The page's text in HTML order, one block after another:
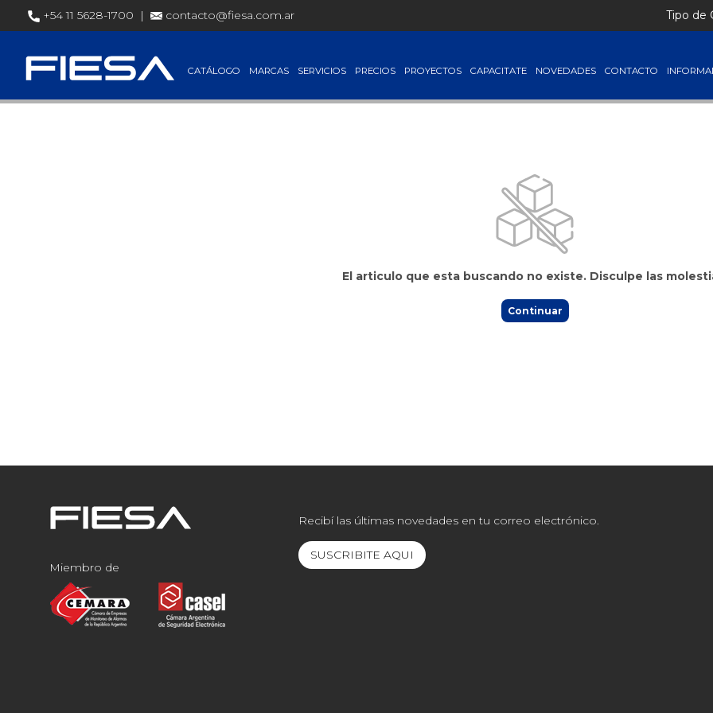
+54 11 5628-1700 | contacto@fiesa.com.ar Tipo de
CATÁLOGO MARCAS SERVICIOS PRECIOS PROYECTOS CAPACITATE NOVEDADES CONTACTO
Precios de Lista + IVA │ Consultá tus precios ingresando con tu usuario
El articulo que esta buscando no existe. Disculpe las
Continuar
Miembro de
Recibí las últimas novedades en tu correo electrónico.
SUSCRIBITE AQUI